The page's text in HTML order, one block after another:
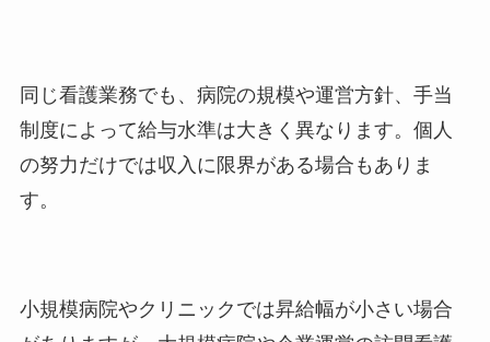
同じ看護業務でも、病院の規模や運営方針、手当
制度によって給与水準は大きく異なります。個人
の努力だけでは収入に限界がある場合もありま
す。
小規模病院やクリニックでは昇給幅が小さい場合